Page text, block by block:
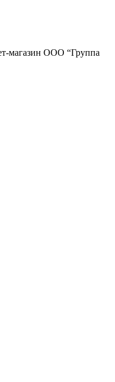
магазин ООО “Группа